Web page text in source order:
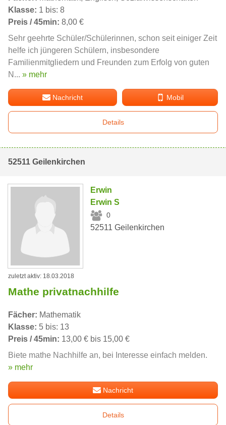
Klasse: 1 bis: 8
Preis / 45min: 8,00 €
Sehr geehrte Schüler/Schülerinnen, schon seit einiger Zeit
helfe ich jüngeren Schülern, insbesondere
Familienmitgliedern und Freunden zum Erfolg von guten
N... » mehr
Nachricht Mobil
Details
52511 Geilenkirchen
Erwin
Erwin S
0
52511 Geilenkirchen
zuletzt aktiv: 18.03.2018
Mathe privatnachhilfe
Fächer: Mathematik
Klasse: 5 bis: 13
Preis / 45min: 13,00 € bis 15,00 €
Biete mathe Nachhilfe an, bei Interesse einfach melden.
» mehr
Nachricht
Details